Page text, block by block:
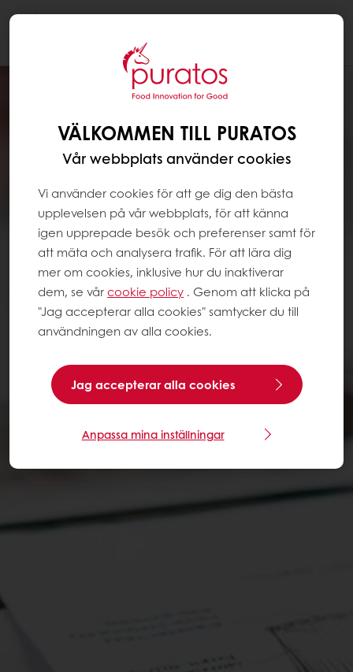
VÄLKOMMEN TILL PURATOS
Vår webbplats använder cookies
Vi använder cookies för att ge dig den bästa
upplevelsen på vår webbplats, för att känna
igen upprepade besök och preferenser samt för
att mäta och analysera trafik. För att lära dig
mer om cookies, inklusive hur du inaktiverar
dem, se vårcookie policy . Genom att klicka på
"Jag accepterar alla cookies" samtycker du till
användningen av alla cookies.
Jag accepterar alla cookies
Anpassa mina inställningar